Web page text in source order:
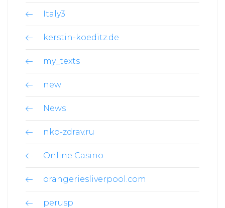
Italy3
kerstin-koeditz.de
my_texts
new
News
nko-zdrav.ru
Online Casino
orangeriesliverpool.com
perusp